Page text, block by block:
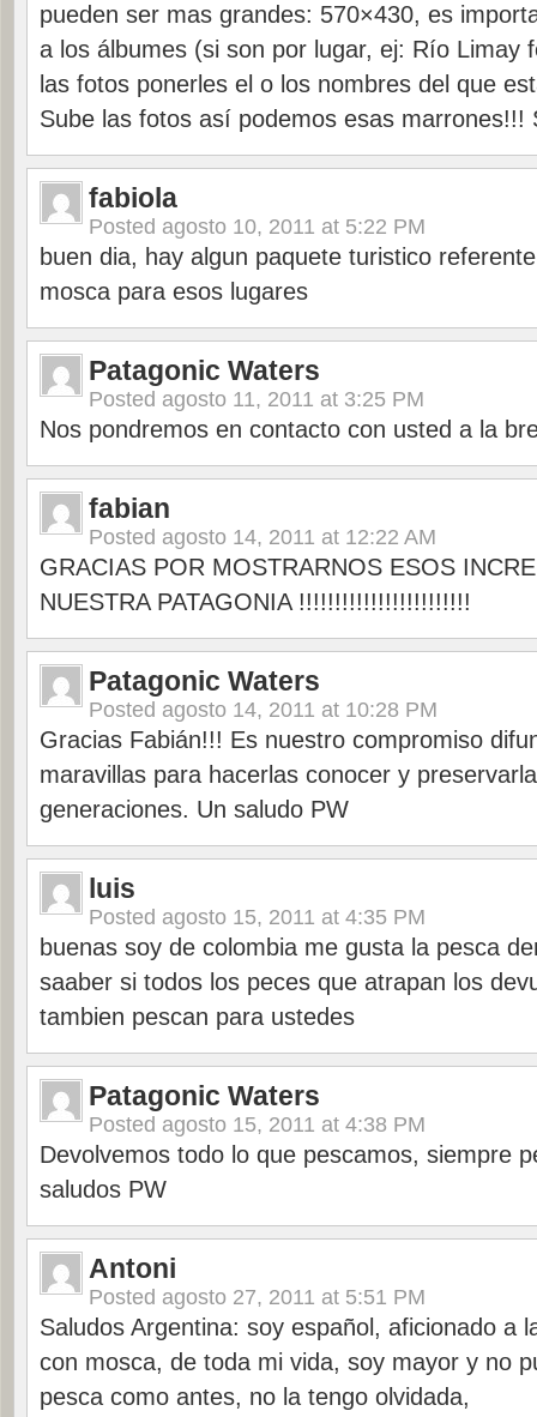
pueden ser mas grandes: 570×430, es
a los álbumes (si son por lugar, ej: Río Limay
las fotos ponerles el o los nombres del que
Sube las fotos así podemos esas marrones!!!
fabiola
Posted agosto 10, 2011 at 5:22 PM
buen dia, hay algun paquete turistico
mosca para esos lugares
Patagonic Waters
Posted agosto 11, 2011 at 3:25 PM
Nos pondremos en contacto con usted a la
fabian
Posted agosto 14, 2011 at 12:22 AM
GRACIAS POR MOSTRARNOS ESOS
NUESTRA PATAGONIA !!!!!!!!!!!!!!!!!!!!!!!!
Patagonic Waters
Posted agosto 14, 2011 at 10:28 PM
Gracias Fabián!!! Es nuestro compromiso
maravillas para hacerlas conocer y
generaciones. Un saludo PW
luis
Posted agosto 15, 2011 at 4:35 PM
buenas soy de colombia me gusta la pesca
saaber si todos los peces que atrapan los
tambien pescan para ustedes
Patagonic Waters
Posted agosto 15, 2011 at 4:38 PM
Devolvemos todo lo que pescamos, siempre
saludos PW
Antoni
Posted agosto 27, 2011 at 5:51 PM
Saludos Argentina: soy español, aficionado a
con mosca, de toda mi vida, soy mayor y no
pesca como antes, no la tengo olvidada,